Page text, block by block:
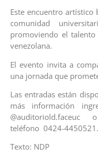
Este encuentro artístico
comunidad
promoviendo el
venezolana.
El evento invita a
una jornada que
Las entradas están
más información
teléfono 0424-4450521.
Texto: NDP